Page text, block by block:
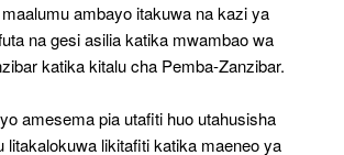
ambayo itakuwa na kazi ya
na gesi asilia katika mwambao wa
katika kitalu cha Pemba-Zanzibar.
amesema pia utafiti huo utahusisha
litakalokuwa likitafiti katika maeneo ya